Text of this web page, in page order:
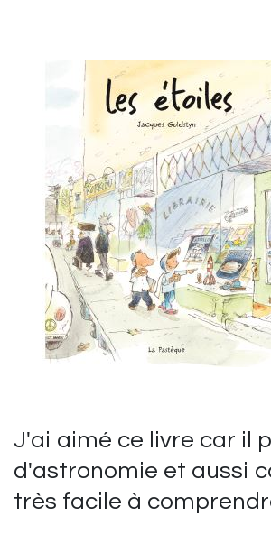
J'ai aimé ce livre car il
d'astronomie et aussi
très facile à